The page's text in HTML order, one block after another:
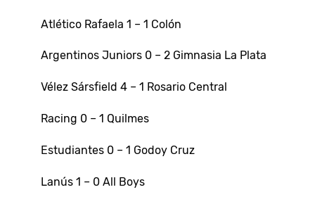
Atlético Rafaela 1 – 1 Colón
Argentinos Juniors 0 – 2 Gimnasia La Plata
Vélez Sársfield 4 – 1 Rosario Central
Racing 0 – 1 Quilmes
Estudiantes 0 – 1 Godoy Cruz
Lanús 1 – 0 All Boys